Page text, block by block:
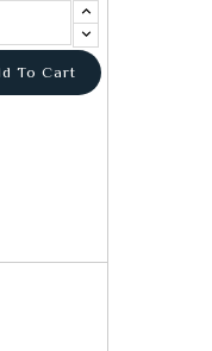
To Cart